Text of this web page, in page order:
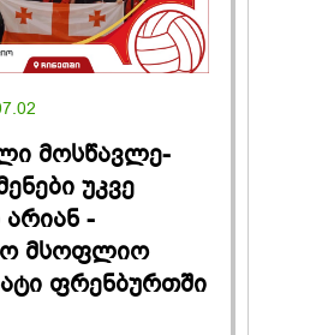
მოსწავლე-
უკვე
არიან -
მსოფლიო
ფრენბურთში